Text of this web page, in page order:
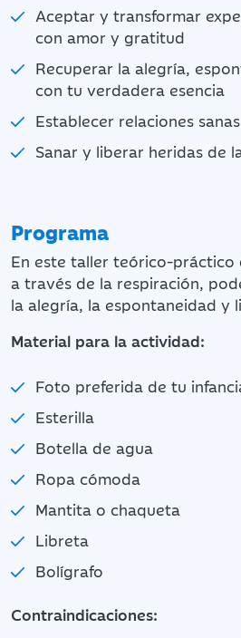
Aceptar y transformar
con amor y gratitud
Recuperar la alegría,
con tu verdadera esencia
Establecer relaciones sanas
Sanar y liberar heridas de
Programa
En este taller teórico-práctico
a través de la respiración,
la alegría, la espontaneidad y
Material para la actividad:
Foto preferida de tu
Esterilla
Botella de agua
Ropa cómoda
Mantita o chaqueta
Libreta
Bolígrafo
Contraindicaciones: